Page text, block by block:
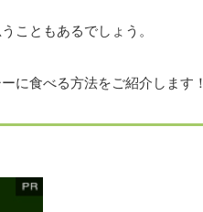
こともあるでしょう。
に食べる方法をご紹介します！